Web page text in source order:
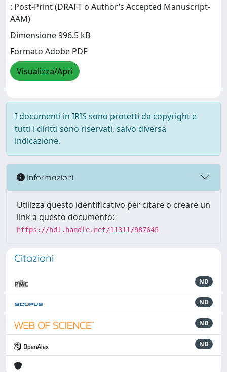
: Post-Print (DRAFT o Author’s Accepted Manuscript-
AAM)
Dimensione 996.5 kB
Formato Adobe PDF
Visualizza/Apri
I documenti in IRIS sono protetti da copyright e
tutti i diritti sono riservati, salvo diversa
indicazione.
Informazioni
Utilizza questo identificativo per citare o creare un
link a questo documento:
https://hdl.handle.net/11311/987645
Citazioni
ND
ND
ND
ND